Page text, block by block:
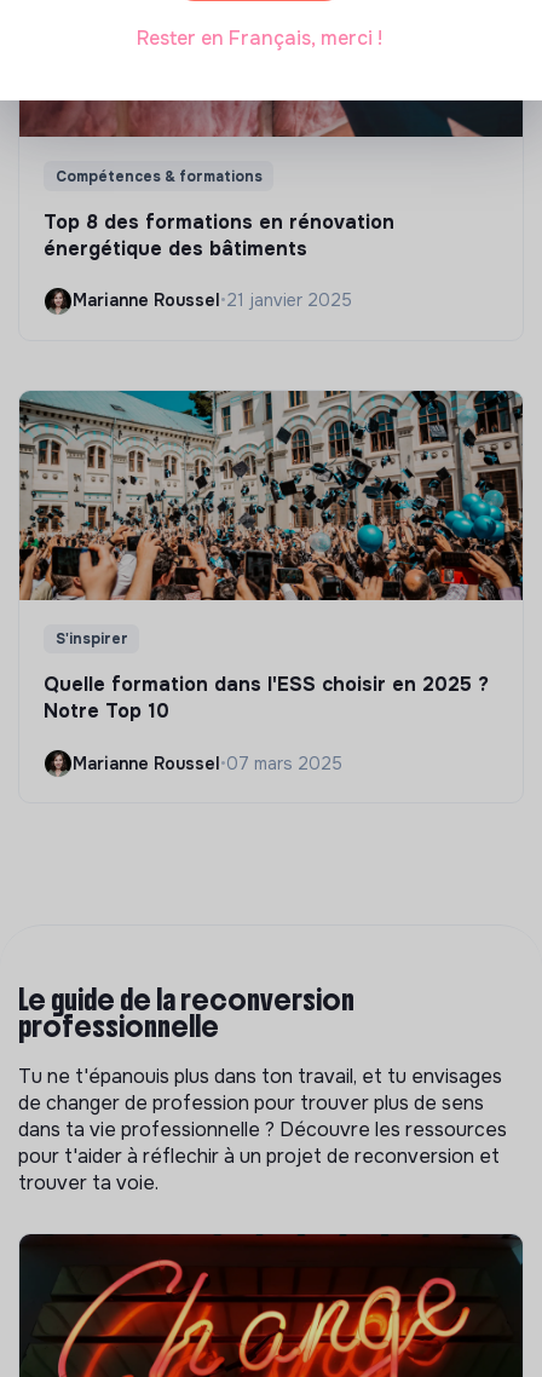
Compétences & formations
Top 8 des formations en rénovation
énergétique des bâtiments
Marianne Roussel•21 janvier 2025
S'inspirer
Quelle formation dans l'ESS choisir en 2025 ?
Notre Top 10
Marianne Roussel•07 mars 2025
Le guide de la reconversion
professionnelle
Tu ne t'épanouis plus dans ton travail, et tu envisages
de changer de profession pour trouver plus de sens
dans ta vie professionnelle ? Découvre les ressources
pour t'aider à réflechir à un projet de reconversion et
trouver ta voie.
Rester en Français, merci !